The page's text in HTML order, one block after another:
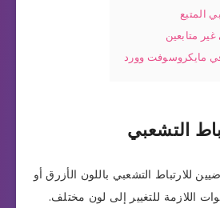
المتبع
متابعين
التشعبي
للارتباط التشعبي باللون الأزرق أو
اللازمة للتغيير إلى لون مختلف.